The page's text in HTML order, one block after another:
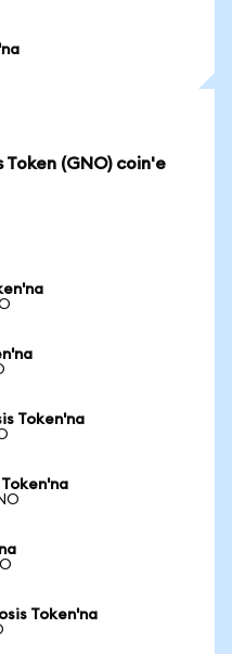
(GNO) coin'e
Token'na
Token'na